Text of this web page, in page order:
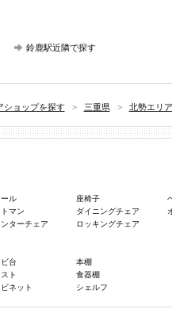
鈴鹿駅近隣で探す
ショップを探す > 三重県 > 北勢エリア
ル
マン
ターチェア
座椅子
ダイニングチェア
ロッキングチェア
台
ト
ネット
本棚
食器棚
シェルフ